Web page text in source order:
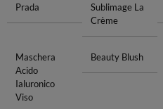
Prada
Sublimage La
Crème
Maschera
Acido
Ialuronico
Viso
Beauty Blush